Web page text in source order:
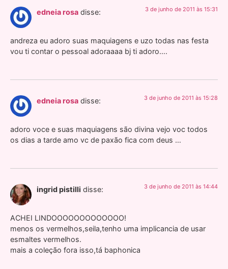
edneia rosa disse: 3 de junho de 2011 às 15:31
andreza eu adoro suas maquiagens e uzo todas nas festa
vou ti contar o pessoal adoraaaa bj ti adoro….
edneia rosa disse: 3 de junho de 2011 às 15:28
adoro voce e suas maquiagens são divina vejo voc todos
os dias a tarde amo vc de paxão fica com deus …
ingrid pistilli disse: 3 de junho de 2011 às 14:44
ACHEI LINDOOOOOOOOOOOOO!
menos os vermelhos,seila,tenho uma implicancia de usar
esmaltes vermelhos.
mais a coleção fora isso,tá baphonica